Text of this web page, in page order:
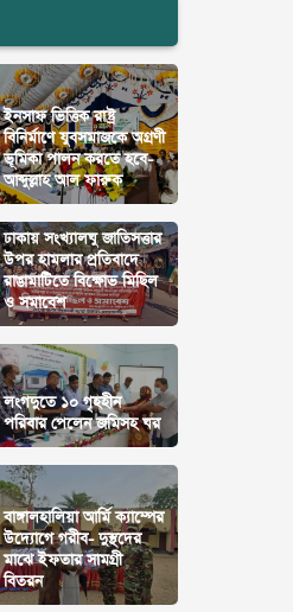
ইনসাফ ভিত্তিক রাষ্ট্র
বিনির্মাণে যুবসমাজকে অগ্রণী
ভূমিকা পালন করতে হবে-
আব্দুল্লাহ আল ফারুক
ঢাকায় সংখ্যালঘু জাতিসত্তার
উপর হামলার প্রতিবাদে
রাঙামাটিতে বিক্ষোভ মিছিল
ও সমাবেশ
লংগদুতে ১০ গৃহহীন
পরিবার পেলেন জমিসহ ঘর
বাঙ্গালহালিয়া আর্মি ক্যাম্পের
উদ্যোগে গরীব- দুস্থদের
মাঝে ইফতার সামগ্রী
বিতরন